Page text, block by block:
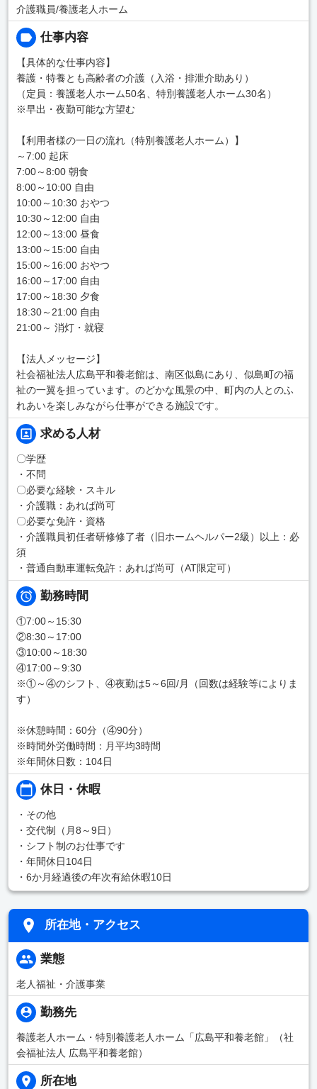
介護職員/養護老人ホーム
仕事内容
【具体的な仕事内容】
養護・特養とも高齢者の介護（入浴・排泄介助あり）
（定員：養護老人ホーム50名、特別養護老人ホーム30名）
※早出・夜勤可能な方望む
【利用者様の一日の流れ（特別養護老人ホーム）】
～7:00 起床
7:00～8:00 朝食
8:00～10:00 自由
10:00～10:30 おやつ
10:30～12:00 自由
12:00～13:00 昼食
13:00～15:00 自由
15:00～16:00 おやつ
16:00～17:00 自由
17:00～18:30 夕食
18:30～21:00 自由
21:00～ 消灯・就寝
【法人メッセージ】
社会福祉法人広島平和養老館は、南区似島にあり、似島町の福
祉の一翼を担っています。のどかな風景の中、町内の人とのふ
れあいを楽しみながら仕事ができる施設です。
求める人材
〇学歴
・不問
〇必要な経験・スキル
・介護職：あれば尚可
〇必要な免許・資格
・介護職員初任者研修修了者（旧ホームヘルパー2級）以上：必
須
・普通自動車運転免許：あれば尚可（AT限定可）
勤務時間
①7:00～15:30
②8:30～17:00
③10:00～18:30
④17:00～9:30
※①～④のシフト、④夜勤は5～6回/月（回数は経験等によりま
す）
※休憩時間：60分（④90分）
※時間外労働時間：月平均3時間
※年間休日数：104日
休日・休暇
・その他
・交代制（月8～9日）
・シフト制のお仕事です
・年間休日104日
・6か月経過後の年次有給休暇10日
所在地・アクセス
業態
老人福祉・介護事業
勤務先
養護老人ホーム・特別養護老人ホーム「広島平和養老館」（社
会福祉法人 広島平和養老館）
所在地